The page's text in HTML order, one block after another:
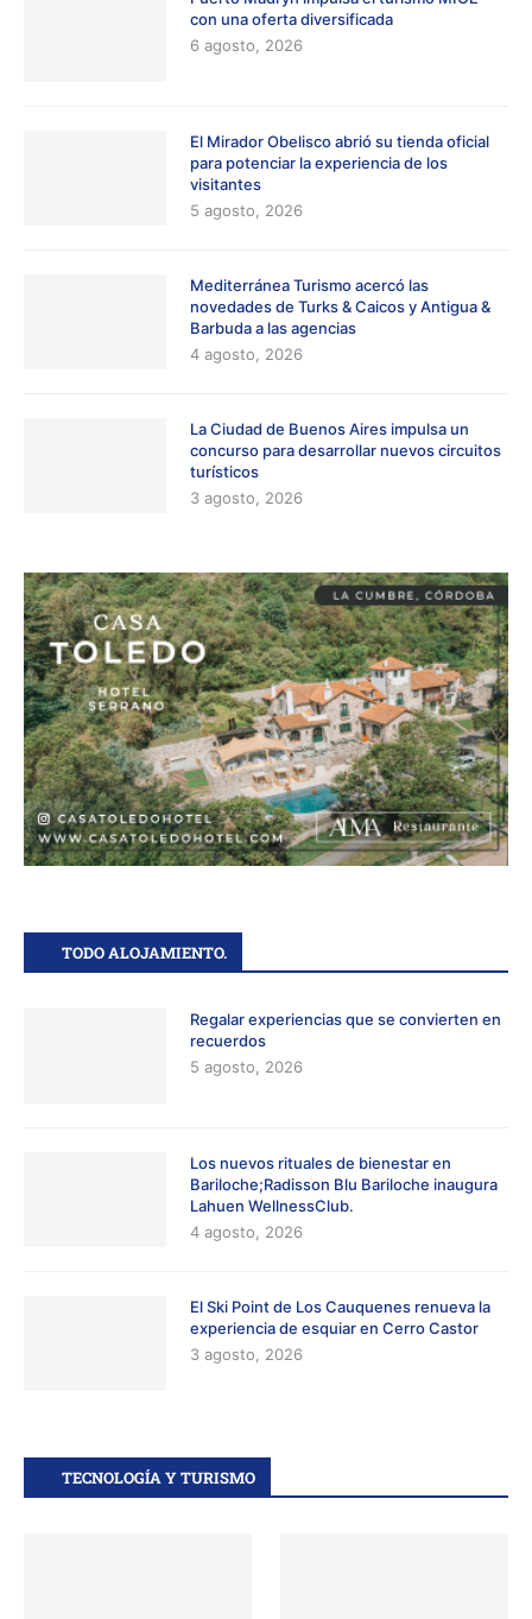
con una oferta diversificada
6 agosto, 2026
El Mirador Obelisco abrió su tienda oficial
para potenciar la experiencia de los
visitantes
5 agosto, 2026
Mediterránea Turismo acercó las
novedades de Turks & Caicos y Antigua &
Barbuda a las agencias
4 agosto, 2026
La Ciudad de Buenos Aires impulsa un
concurso para desarrollar nuevos circuitos
turísticos
3 agosto, 2026
TODO ALOJAMIENTO.
Regalar experiencias que se convierten en
recuerdos
5 agosto, 2026
Los nuevos rituales de bienestar en
Bariloche;Radisson Blu Bariloche inaugura
Lahuen WellnessClub.
4 agosto, 2026
El Ski Point de Los Cauquenes renueva la
experiencia de esquiar en Cerro Castor
3 agosto, 2026
TECNOLOGÍA Y TURISMO